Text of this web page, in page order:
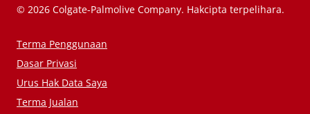
© 2026 Colgate-Palmolive Company. Hakcipta terpelihara.
Terma Penggunaan
Dasar Privasi
Urus Hak Data Saya
Terma Jualan